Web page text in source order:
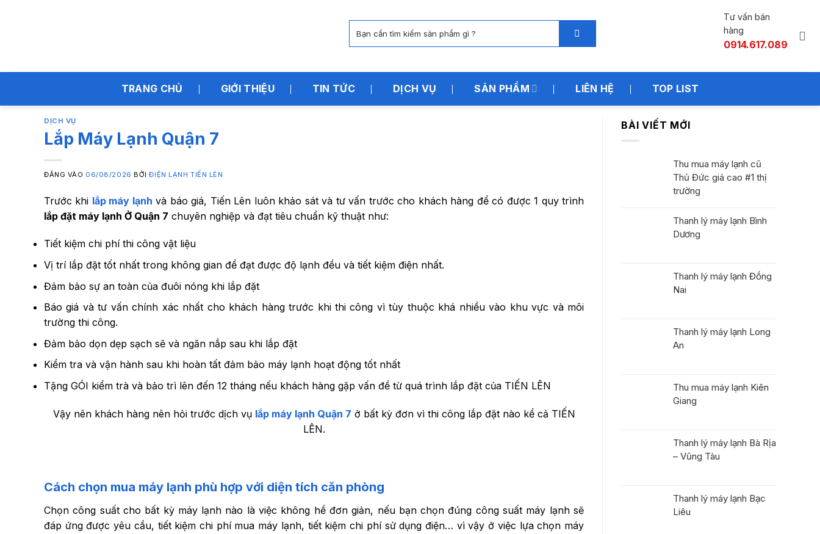
kiếm:
Tư vấn bán
hàng
0914.617.089
TRANG CHỦ GIỚI THIỆU TIN TỨC DỊCH VỤ SẢN PHẨM LIÊN HỆ TOP LIST
DỊCH VỤ
Lắp Máy Lạnh Quận 7
ĐĂNG VÀO 06/08/2026 BỞIĐIỆN LẠNH TIẾN LÊN
Trước khi lắp máy lạnh và báo giá, Tiến Lên luôn khảo sát và tư vấn trước cho khách hàng để có được 1 quy trình
lắp đặt máy lạnh Ở Quận 7 chuyên nghiệp và đạt tiêu chuẩn kỹ thuật như:
Tiết kiệm chi phí thi công vật liệu
Vị trí lắp đặt tốt nhất trong không gian để đạt được độ lạnh đều và tiết kiệm điện nhất.
Đảm bảo sự an toàn của đuôi nóng khi lắp đặt
Báo giá và tư vấn chính xác nhất cho khách hàng trước khi thi công vì tùy thuộc khá nhiều vào khu vực và môi
trường thi công.
Đảm bảo dọn dẹp sạch sẽ và ngăn nắp sau khi lắp đặt
Kiểm tra và vận hành sau khi hoàn tất đảm bảo máy lạnh hoạt động tốt nhất
Tặng GÓI kiểm trà và bảo trì lên đến 12 tháng nếu khách hàng gặp vấn đề từ quá trình lắp đặt của TIẾN LÊN
Vậy nên khách hàng nên hỏi trước dịch vụ lắp máy lạnh Quận 7 ở bất kỳ đơn vì thi công lắp đặt nào kể cả TIẾN
LÊN.
Cách chọn mua máy lạnh phù hợp với diện tích căn phòng
Chọn công suất cho bất kỳ máy lạnh nào là việc không hề đơn giản, nếu bạn chọn đúng công suất máy lạnh sẽ
đáp ứng được yêu cầu, tiết kiệm chi phí mua máy lạnh, tiết kiệm chi phí sử dụng điện… vì vậy ở việc lựa chọn máy
BÀI VIẾT MỚI
Thu mua máy lạnh cũ
Thủ Đức giá cao #1 thị
trường
Thanh lý máy lạnh Bình
Dương
Thanh lý máy lạnh Đồng
Nai
Thanh lý máy lạnh Long
An
Thu mua máy lạnh Kiên
Giang
Thanh lý máy lạnh Bà Rịa
– Vũng Tàu
Thanh lý máy lạnh Bạc
Liêu